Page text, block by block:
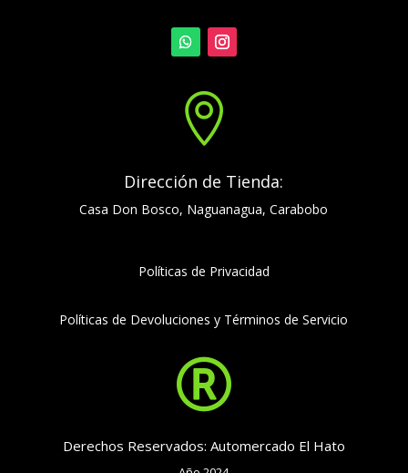

Dirección de Tienda:
Casa Don Bosco, Naguanagua, Carabobo
Políticas de Privacidad
Políticas de Devoluciones y Términos de Servicio

Derechos Reservados: Automercado El Hato